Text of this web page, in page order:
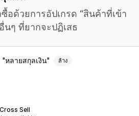
อด้วยการอัปเกรด “สินค้าที่เข้า
ๆ ที่ยากจะปฏิเสธ
หลายสกุลเงิน ล้าง
Sell